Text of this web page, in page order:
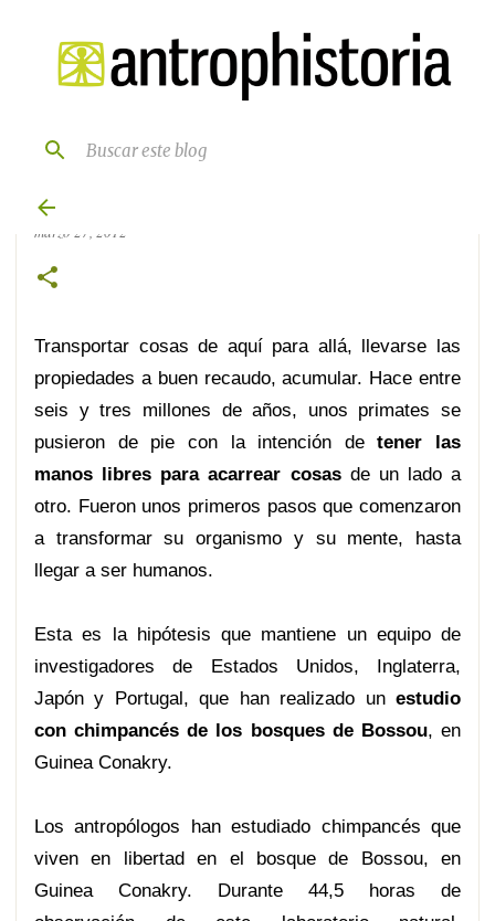
Ir al contenido principal
Estudio con chimpancés:
los humanos, bípedos para
llevar su comida a cuestas.
marzo 27, 2012
Transportar cosas de aquí para allá, llevarse las
propiedades a buen recaudo, acumular. Hace entre
seis y tres millones de años, unos primates se
pusieron de pie con la intención detener las
manos libres para acarrear cosas de un lado a
otro. Fueron unos primeros pasos que comenzaron
a transformar su organismo y su mente, hasta
llegar a ser humanos.
Esta es la hipótesis que mantiene un equipo de
investigadores de Estados Unidos, Inglaterra,
Japón y Portugal, que han realizado un estudio
con chimpancés de los bosques de Bossou, en
Guinea Conakry.
Los antropólogos han estudiado chimpancés que
viven en libertad en el bosque de Bossou, en
Guinea Conakry. Durante 44,5 horas de